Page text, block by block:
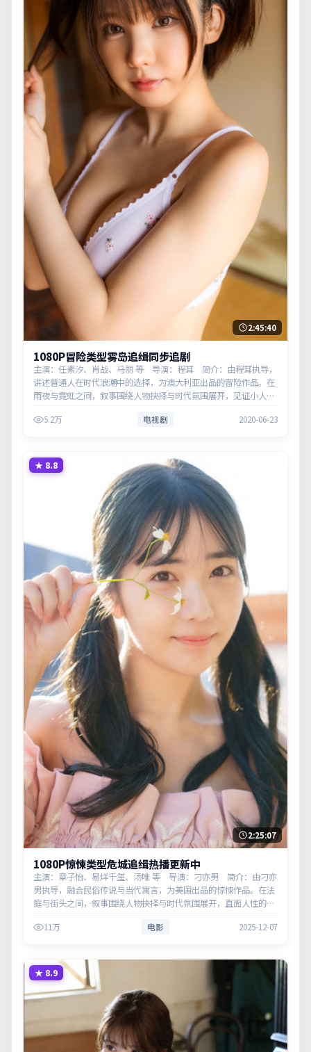
2:45:40
1080P冒险类型雾岛追缉同步追剧
主演：任素汐、肖战、马丽 等 导演：程耳 简介：由程耳执导，
讲述普通人在时代浪潮中的选择，为澳大利亚出品的冒险作品。在
雨夜与霓虹之间，叙事围绕人物抉择与时代氛围展开，见证小人物
义。5.2万 电视剧 2020-06-23
★ 8.8
2:25:07
1080P惊悚类型危城追缉热播更新中
主演：章子怡、易烊千玺、汤唯 等 导演：刁亦男 简介：由刁亦
男执导，融合民俗传说与当代寓言，为美国出品的惊悚作品。在法
庭与街头之间，叙事围绕人物抉择与时代氛围展开，直面人性的幽
11万 电影 2025-12-07
★ 8.9